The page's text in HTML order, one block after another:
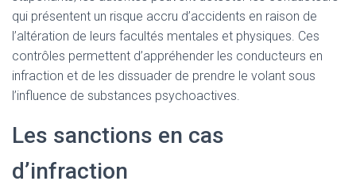
qui présentent un risque accru d’accidents en raison de
l’altération de leurs facultés mentales et physiques. Ces
contrôles permettent d’appréhender les conducteurs en
infraction et de les dissuader de prendre le volant sous
l’influence de substances psychoactives.
Les sanctions en cas
d’infraction